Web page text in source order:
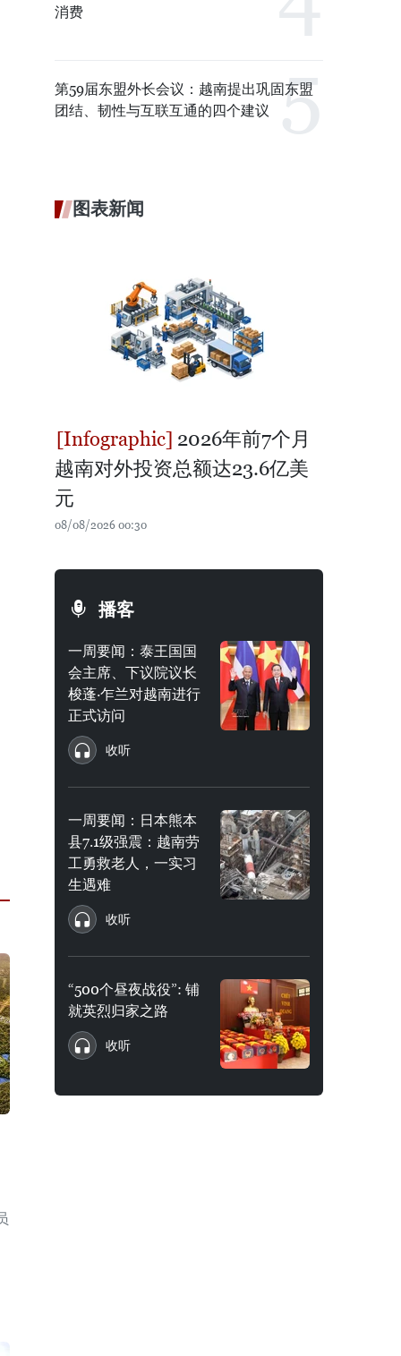
消费
第59届东盟外长会议：越南提出巩固东盟
团结、韧性与互联互通的四个建议
图表新闻
2026年前7个月
越南对外投资总额达23.6亿美
元
08/08/2026 00:30
播客
一周要闻：泰王国国
会主席、下议院议长
梭蓬·乍兰对越南进行
正式访问
收听
一周要闻：日本熊本
县7.1级强震：越南劳
工勇救老人，一实习
生遇难
收听
“500个昼夜战役”: 铺
就英烈归家之路
收听